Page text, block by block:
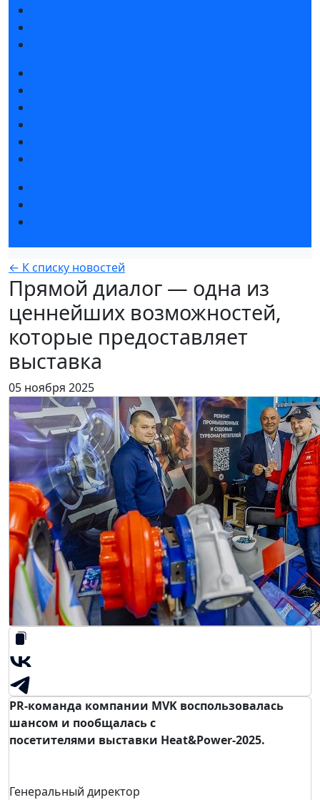
← К списку новостей
Прямой диалог — одна из
ценнейших возможностей,
которые предоставляет
выставка
05 ноября 2025
PR-команда компании MVK воспользовалась
шансом и пообщалась с
посетителями выставки Heat&Power-2025.
Генеральный директор